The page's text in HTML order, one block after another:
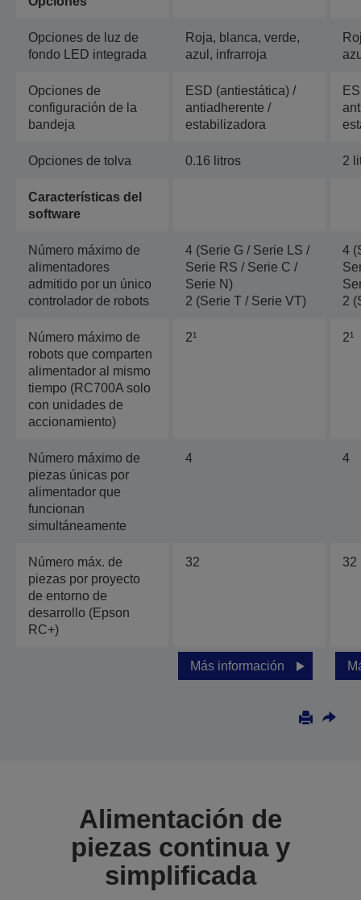
Opciones de luz de
fondo LED integrada
Roja, blanca, verde,
azul, infrarroja
Opciones de
configuración de la
bandeja
ESD (antiestática) /
antiadherente /
estabilizadora
Opciones de tolva 0.16 litros 2
Características del
software
Número máximo de
alimentadores
admitido por un único
controlador de robots
4 (Serie G / Serie LS /
Serie RS / Serie C /
Serie N)
2 (Serie T / Serie VT)
4
2
Número máximo de
robots que comparten
alimentador al mismo
tiempo (RC700A solo
con unidades de
accionamiento)
2¹ 2¹
Número máximo de
piezas únicas por
alimentador que
funcionan
simultáneamente
4 4
Número máx. de
piezas por proyecto
de entorno de
desarrollo (Epson
RC+)
32 32
Más información
Alimentación de
piezas continua y
simplificada